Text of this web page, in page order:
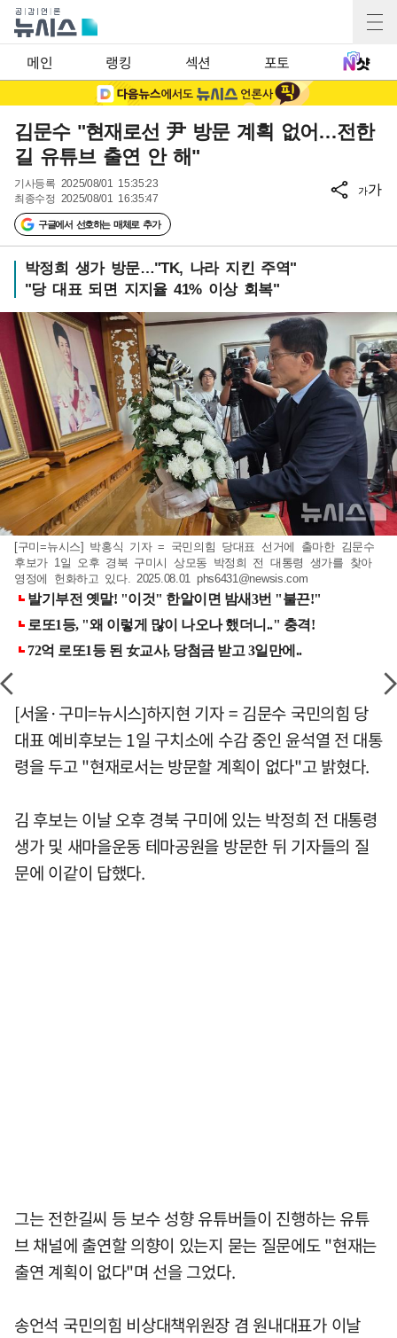
메인 랭킹 섹션 포토
김문수 "현재로선 尹 방문 계획 없어…전한
길 유튜브 출연 안 해"
기사등록 2025/08/01 15:35:23
최종수정 2025/08/01 16:35:47
구글에서 선호하는 매체로 추가
가가
박정희 생가 방문…"TK, 나라 지킨 주역"
"당 대표 되면 지지율 41% 이상 회복"
[구미=뉴시스] 박홍식 기자 = 국민의힘 당대표 선거에 출마한 김문수
후보가 1일 오후 경북 구미시 상모동 박정희 전 대통령 생가를 찾아
영정에 헌화하고 있다. 2025.08.01 phs6431@newsis.com
[서울·구미=뉴시스]하지현 기자 = 김문수 국민의힘 당
대표 예비후보는 1일 구치소에 수감 중인 윤석열 전 대통
령을 두고 "현재로서는 방문할 계획이 없다"고 밝혔다.
김 후보는 이날 오후 경북 구미에 있는 박정희 전 대통령
생가 및 새마을운동 테마공원을 방문한 뒤 기자들의 질
문에 이같이 답했다.
그는 전한길씨 등 보수 성향 유튜버들이 진행하는 유튜
브 채널에 출연할 의향이 있는지 묻는 질문에도 "현재는
출연 계획이 없다"며 선을 그었다.
송언석 국민의힘 비상대책위원장 겸 원내대표가 이날